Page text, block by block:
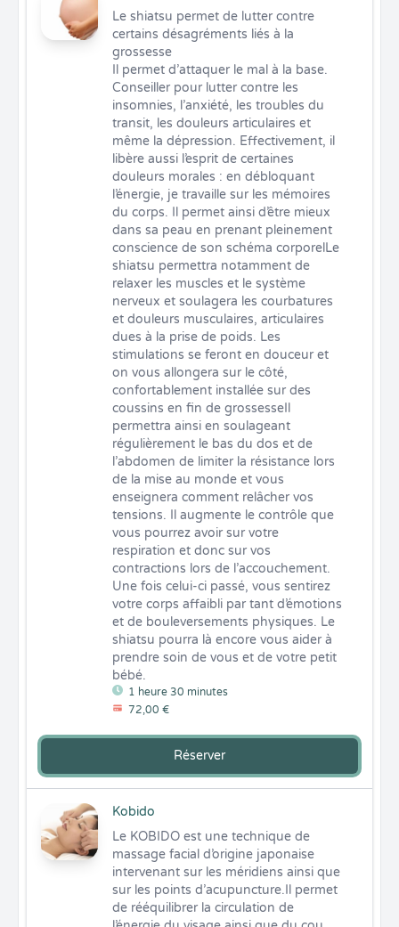
1 heure 30 minutes
72,00 €
Le shiatsu permet de lutter contre
certains désagréments liés à la
grossesse
Il permet d’attaquer le mal à la base.
Conseiller pour lutter contre les
insomnies, l’anxiété, les troubles du
transit, les douleurs articulaires et
même la dépression. Effectivement, il
libère aussi l’esprit de certaines
douleurs morales : en débloquant
l’énergie, je travaille sur les mémoires
du corps. Il permet ainsi d’être mieux
dans sa peau en prenant pleinement
conscience de son schéma corporelLe
shiatsu permettra notamment de
relaxer les muscles et le système
nerveux et soulagera les courbatures
et douleurs musculaires, articulaires
dues à la prise de poids. Les
stimulations se feront en douceur et
on vous allongera sur le côté,
confortablement installée sur des
coussins en fin de grossesseIl
permettra ainsi en soulageant
régulièrement le bas du dos et de
l’abdomen de limiter la résistance lors
de la mise au monde et vous
enseignera comment relâcher vos
tensions. Il augmente le contrôle que
vous pourrez avoir sur votre
respiration et donc sur vos
contractions lors de l’accouchement.
Une fois celui-ci passé, vous sentirez
votre corps affaibli par tant d’émotions
et de bouleversements physiques. Le
shiatsu pourra là encore vous aider à
prendre soin de vous et de votre petit
bébé.
Réserver
Kobido
Le KOBIDO est une technique de
massage facial d’origine japonaise
intervenant sur les méridiens ainsi que
sur les points d’acupuncture.Il permet
de rééquilibrer la circulation de